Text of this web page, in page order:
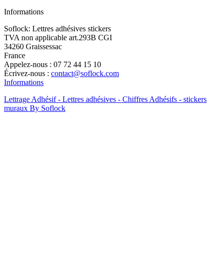
Informations
Soflock: Lettres adhésives stickers
TVA non applicable art.293B CGI
34260 Graissessac
France
Appelez-nous : 07 72 44 15 10
Écrivez-nous : contact@soflock.com
Informations
Lettrage Adhésif - Lettres adhésives - Chiffres Adhésifs - stickers
muraux By Soflock